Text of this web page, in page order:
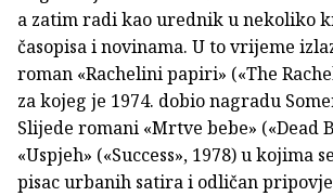
a zatim radi kao urednik u nekoliko
časopisa i novinama. U to vrijeme
roman «Rachelini papiri» («The
za kojeg je 1974. dobio nagradu
Slijede romani «Mrtve bebe» («Dead
«Uspjeh» («Success», 1978) u kojima
pisac urbanih satira i odličan